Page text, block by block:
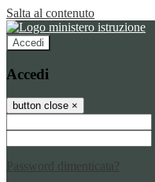
Salta al contenuto
Accedi
Accedi
button close ×
Password dimenticata?